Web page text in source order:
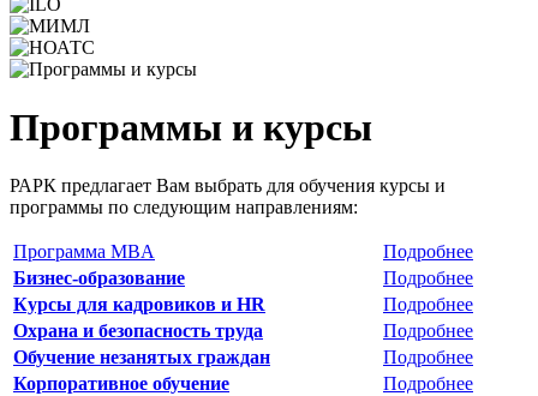
Программы и курсы
РАРК предлагает Вам выбрать для обучения курсы и
программы по следующим направлениям:
Программа MBA
Подробнее
Бизнес-образование
Подробнее
Курсы для кадровиков и HR
Подробнее
Охрана и безопасность труда
Подробнее
Обучение незанятых граждан
Подробнее
Корпоративное обучение
Подробнее